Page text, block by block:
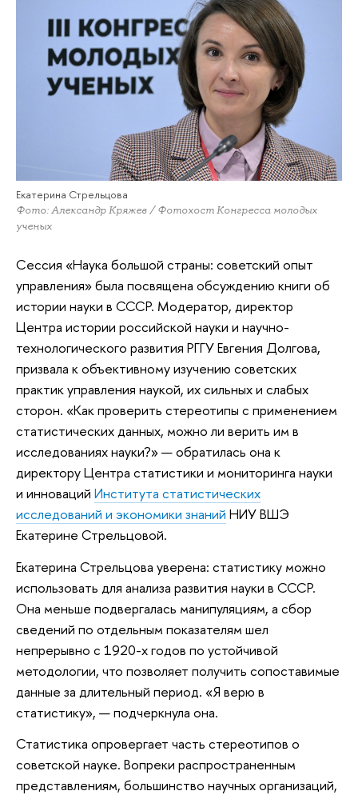
Екатерина Стрельцова
Фото: Александр Кряжев / Фотохост Конгресса молодых
ученых
Сессия «Наука большой страны: советский опыт
управления» была посвящена обсуждению книги об
истории науки в СССР. Модератор, директор
Центра истории российской науки и научно-
технологического развития РГГУ Евгения Долгова,
призвала к объективному изучению советских
практик управления наукой, их сильных и слабых
сторон. «Как проверить стереотипы с применением
статистических данных, можно ли верить им в
исследованиях науки?» — обратилась она к
директору Центра статистики и мониторинга науки
и инноваций Института статистических
исследований и экономики знаний НИУ ВШЭ
Екатерине Стрельцовой.
Екатерина Стрельцова уверена: статистику можно
использовать для анализа развития науки в СССР.
Она меньше подвергалась манипуляциям, а сбор
сведений по отдельным показателям шел
непрерывно с 1920-х годов по устойчивой
методологии, что позволяет получить сопоставимые
данные за длительный период. «Я верю в
статистику», — подчеркнула она.
Статистика опровергает часть стереотипов о
советской науке. Вопреки распространенным
представлениям, большинство научных организаций,